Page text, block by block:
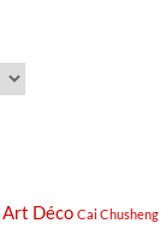
Art Déco Cai Chusheng